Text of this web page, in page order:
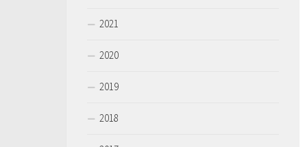
2021
2020
2019
2018